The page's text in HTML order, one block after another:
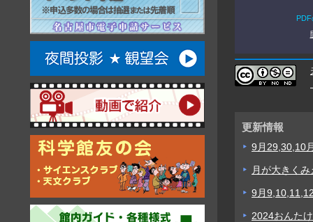
更新情報
9月29,30,10
月が大きく
9月
2024おんた